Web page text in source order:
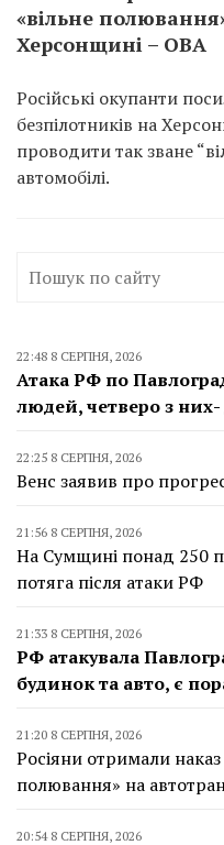
«вільне
Херсонщині – ОВА
Російські окупанти
безпілотників на
проводити так зване
автомобілі.
22:48 8 СЕРПНЯ, 2026
Атака РФ по
людей, четверо з них-
22:25 8 СЕРПНЯ, 2026
Венс заявив про
21:56 8 СЕРПНЯ, 2026
На Сумщині понад 250
потяга після атаки РФ
21:33 8 СЕРПНЯ, 2026
РФ атакувала
будинок та авто, є
21:20 8 СЕРПНЯ, 2026
Росіяни отримали
полювання» на
20:54 8 СЕРПНЯ, 2026